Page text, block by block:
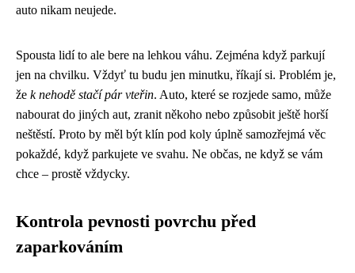
auto nikam neujede.
Spousta lidí to ale bere na lehkou váhu. Zejména když parkují
jen na chvilku. Vždyť tu budu jen minutku, říkají si. Problém je,
že k nehodě stačí pár vteřin. Auto, které se rozjede samo, může
nabourat do jiných aut, zranit někoho nebo způsobit ještě horší
neštěstí. Proto by měl být klín pod koly úplně samozřejmá věc
pokaždé, když parkujete ve svahu. Ne občas, ne když se vám
chce – prostě vždycky.
Kontrola pevnosti povrchu před
zaparkováním